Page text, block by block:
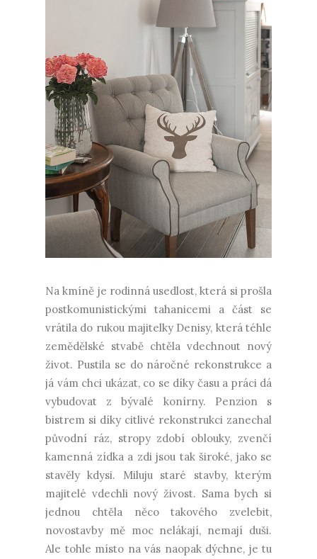
Na kmíně je rodinná usedlost, která si prošla
postkomunistickými tahanicemi a část se
vrátila do rukou majitelky Denisy, která téhle
zemědělské stvabě chtěla vdechnout nový
život. Pustila se do náročné rekonstrukce a
já vám chci ukázat, co se díky času a práci dá
vybudovat z bývalé konírny. Penzion s
bistrem si díky citlivé rekonstrukci zanechal
původní ráz, stropy zdobí oblouky, zvenčí
kamenná zídka a zdi jsou tak široké, jako se
stavěly kdysi. Miluju staré stavby, kterým
majitelé vdechli nový živost. Sama bych si
jednou chtěla něco takového zvelebit,
novostavby mě moc nelákají, nemají duši.
Ale tohle místo na vás naopak dýchne, je tu